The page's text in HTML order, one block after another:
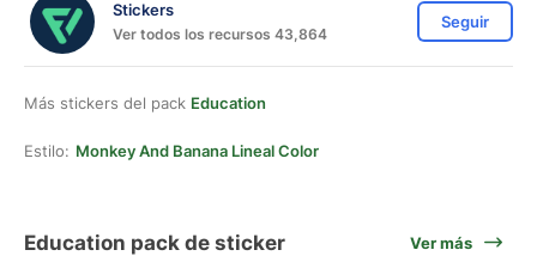
Stickers
Ver todos los recursos 43,864
Seguir
Más stickers del pack Education
Estilo: Monkey And Banana Lineal Color
Education pack de sticker Ver más